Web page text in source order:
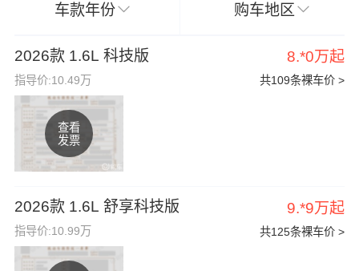
车款年份 购车地区
2026款 1.6L 科技版 8.*0万起
共109条裸车价 >
指导价:10.49万
查看
发票
2026款 1.6L 舒享科技版 9.*9万起
共125条裸车价 >
指导价:10.99万